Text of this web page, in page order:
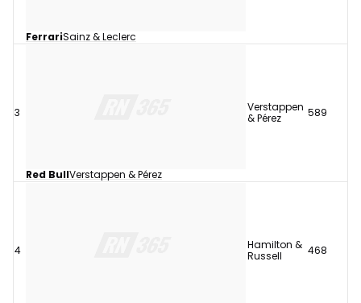
FerrariSainz & Leclerc
3
Red BullVerstappen & Pérez
Verstappen
& Pérez
589
4
Hamilton &
Russell
468